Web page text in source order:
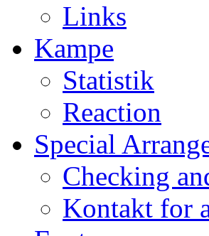
Links
Kampe
Statistik
Reaction
Special
Checking
Kontakt for